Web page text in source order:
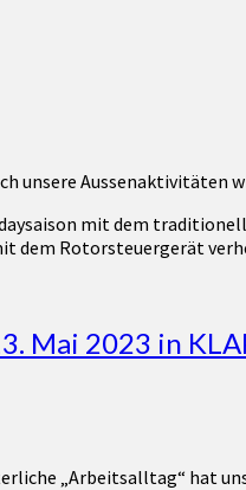
unsere Aussenaktivitäten
mit dem
dem Rotorsteuergerät
Mai 2023 in
„Arbeitsalltag“ hat